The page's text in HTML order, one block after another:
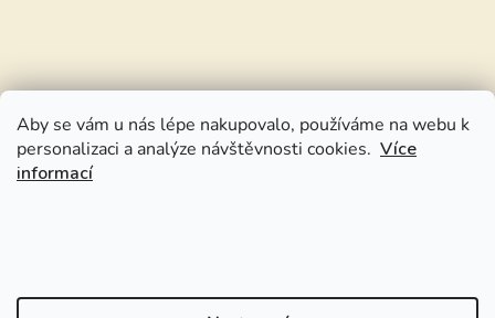
Aby se vám u nás lépe nakupovalo, používáme na webu k
personalizaci a analýze návštěvnosti cookies. Více
informací